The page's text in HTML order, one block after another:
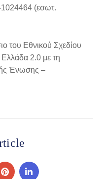
(εσωτ.
του Εθνικού Σχεδίου
Ελλάδα 2.0 µε τη
Ένωσης –